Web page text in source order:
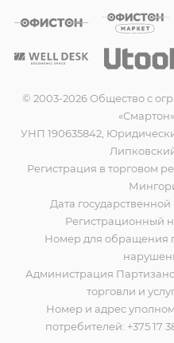
© 2003-2026 Общество с
УНП 190635842,
Регистрация в торговом
Дата
Регистрационный
Номер для обращения
Администрация
торговли и
Номер и адрес
потребителей: +375 17